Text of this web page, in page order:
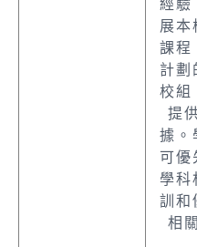
經驗
展本
課程
計劃
校組
提
據。
可優
學科
訓和
相